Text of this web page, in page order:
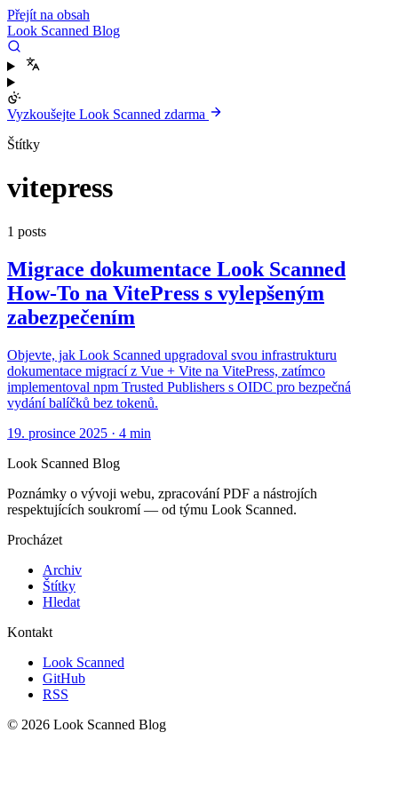
Přejít na obsah
Look Scanned Blog
Vyzkoušejte Look Scanned zdarma
Štítky
vitepress
1 posts
Migrace dokumentace Look Scanned
How-To na VitePress s vylepšeným
zabezpečením
Objevte, jak Look Scanned upgradoval svou infrastrukturu
dokumentace migrací z Vue + Vite na VitePress, zatímco
implementoval npm Trusted Publishers s OIDC pro bezpečná
vydání balíčků bez tokenů.
19. prosince 2025 · 4 min
Look Scanned Blog
Poznámky o vývoji webu, zpracování PDF a nástrojích
respektujících soukromí — od týmu Look Scanned.
Procházet
Archiv
Štítky
Hledat
Kontakt
Look Scanned
GitHub
RSS
© 2026 Look Scanned Blog